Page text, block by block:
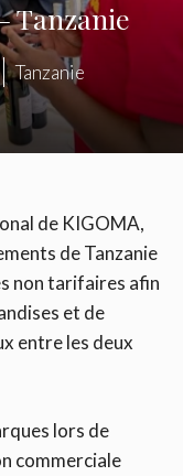
Tanzanie
Tanzanie
de KIGOMA,
de Tanzanie
non tarifaires afin
et de
entre les deux
lors de
commerciale